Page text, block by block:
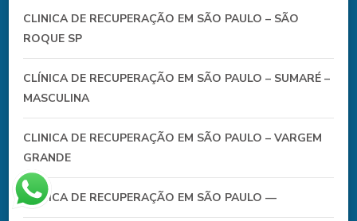
CLINICA DE RECUPERAÇÃO EM SÃO PAULO – SÃO
ROQUE SP
CLÍNICA DE RECUPERAÇÃO EM SÃO PAULO – SUMARÉ –
MASCULINA
CLINICA DE RECUPERAÇÃO EM SÃO PAULO – VARGEM
GRANDE
CLÍNICA DE RECUPERAÇÃO EM SÃO PAULO —